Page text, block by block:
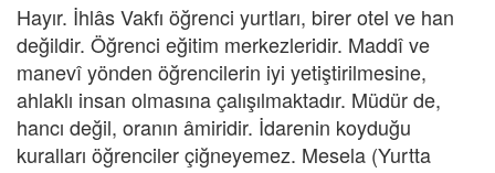
Hayır. İhlâs Vakfı öğrenci yurtları, birer otel ve han
değildir. Öğrenci eğitim merkezleridir. Maddî ve
manevî yönden öğrencilerin iyi yetiştirilmesine,
ahlaklı insan olmasına çalışılmaktadır. Müdür de,
hancı değil, oranın âmiridir. İdarenin koyduğu
kuralları öğrenciler çiğneyemez. Mesela (Yurtta